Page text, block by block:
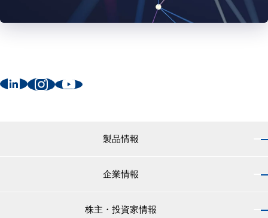
製品情報
企業情報
株主・投資家情報